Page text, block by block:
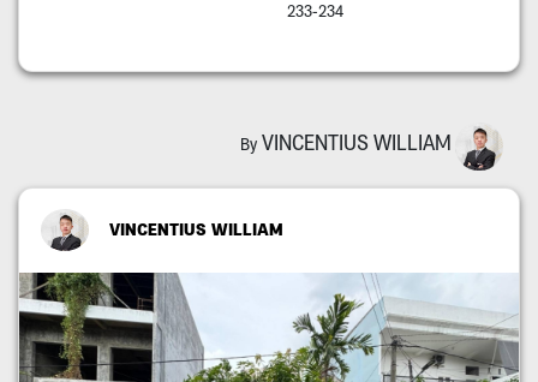
233-234
By VINCENTIUS WILLIAM
VINCENTIUS WILLIAM